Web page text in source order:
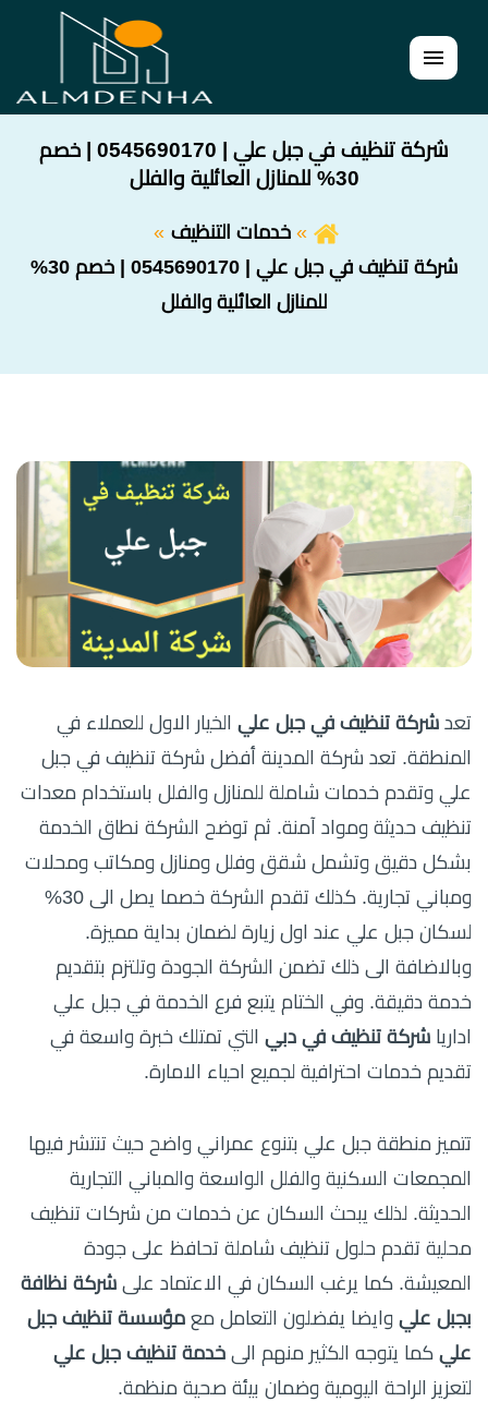
القائمة
شركة تنظيف في جبل علي | 0545690170 | خصم
30% للمنازل العائلية والفلل
خدمات التنظيف
شركة تنظيف في جبل علي | 0545690170 | خصم 30%
للمنازل العائلية والفلل
تعد شركة تنظيف في جبل علي الخيار الاول للعملاء في
المنطقة. تعد شركة المدينة أفضل شركة تنظيف في جبل
علي وتقدم خدمات شاملة للمنازل والفلل باستخدام معدات
تنظيف حديثة ومواد آمنة. ثم توضح الشركة نطاق الخدمة
بشكل دقيق وتشمل شقق وفلل ومنازل ومكاتب ومحلات
ومباني تجارية. كذلك تقدم الشركة خصما يصل الى 30%
لسكان جبل علي عند اول زيارة لضمان بداية مميزة.
وبالاضافة الى ذلك تضمن الشركة الجودة وتلتزم بتقديم
خدمة دقيقة. وفي الختام يتبع فرع الخدمة في جبل علي
اداريا شركة تنظيف في دبي التي تمتلك خبرة واسعة في
تقديم خدمات احترافية لجميع احياء الامارة.
تتميز منطقة جبل علي بتنوع عمراني واضح حيث تنتشر فيها
المجمعات السكنية والفلل الواسعة والمباني التجارية
الحديثة. لذلك يبحث السكان عن خدمات من شركات تنظيف
محلية تقدم حلول تنظيف شاملة تحافظ على جودة
المعيشة. كما يرغب السكان في الاعتماد على شركة نظافة
بجبل علي وايضا يفضلون التعامل مع مؤسسة تنظيف جبل
علي كما يتوجه الكثير منهم الى خدمة تنظيف جبل علي
لتعزيز الراحة اليومية وضمان بيئة صحية منظمة.